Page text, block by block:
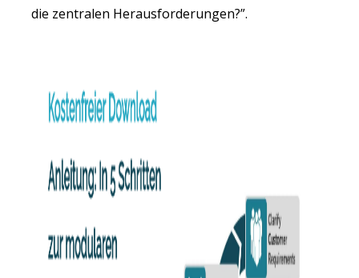
die zentralen Herausforderungen?”.